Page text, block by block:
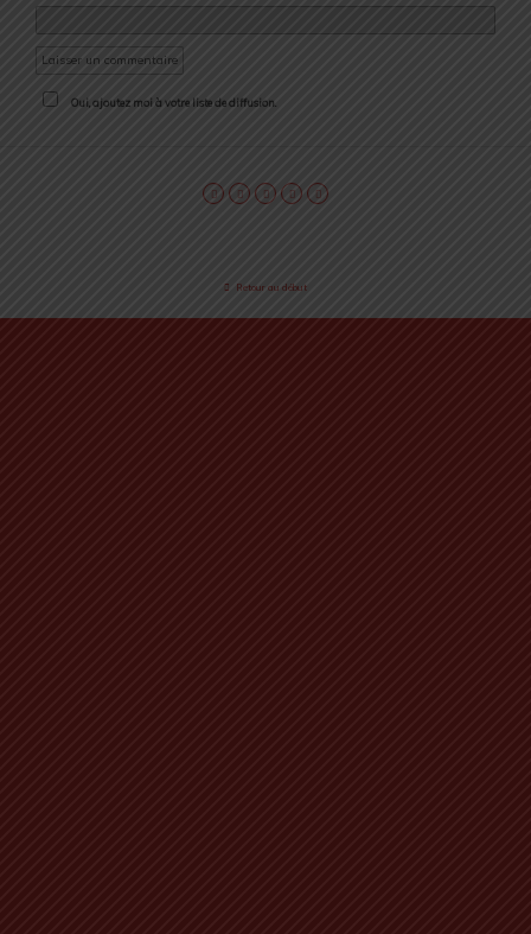
Oui, ajoutez moi à votre liste de diffusion.
Retour au début